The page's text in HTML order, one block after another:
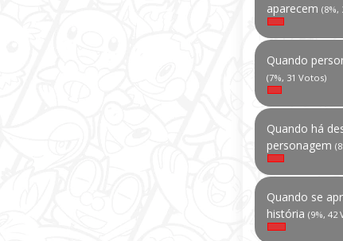
aparecem (8%,
Quando
(7%, 31 Votos)
Quando há
personagem
Quando se
história (9%, 42